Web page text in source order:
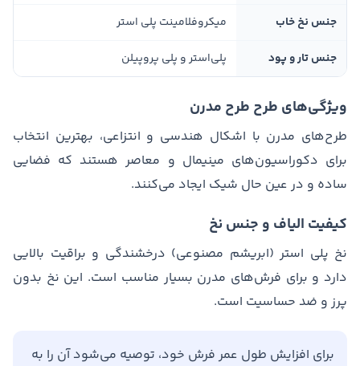
جنس نخ خاب میکروفلامینت پلی استر
جنس تار و پود پلی‌استر و پلی پروپیلن
ویژگی‌های طرح طرح مدرن
طرح‌های مدرن با اشکال هندسی و انتزاعی، بهترین انتخاب
برای دکوراسیون‌های مینیمال و معاصر هستند که فضایی
ساده و در عین حال شیک ایجاد می‌کنند.
کیفیت الیاف و جنس نخ
نخ پلی استر (ابریشم مصنوعی) درخشندگی و براقیت بالایی
دارد و برای فرش‌های مدرن بسیار مناسب است. این نخ بدون
پرز و ضد حساسیت است.
برای افزایش طول عمر فرش خود، توصیه می‌شود آن را به